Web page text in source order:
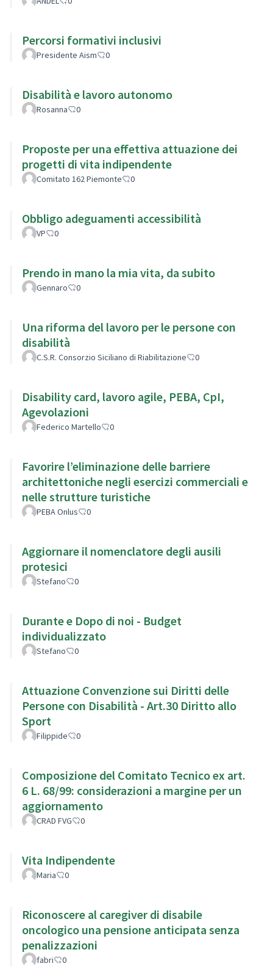
Percorsi formativi inclusivi
Presidente Aism 0
Disabilità e lavoro autonomo
Rosanna 0
Proposte per una effettiva attuazione dei
progetti di vita indipendente
Comitato 162 Piemonte 0
Obbligo adeguamenti accessibilità
VP 0
Prendo in mano la mia vita, da subito
Gennaro 0
Una riforma del lavoro per le persone con
disabilità
C.S.R. Consorzio Siciliano di Riabilitazione 0
Disability card, lavoro agile, PEBA, CpI,
Agevolazioni
Federico Martello 0
Favorire l’eliminazione delle barriere
architettoniche negli esercizi commerciali e
nelle strutture turistiche
PEBA Onlus 0
Aggiornare il nomenclatore degli ausili
protesici
Stefano 0
Durante e Dopo di noi - Budget
individualizzato
Stefano 0
Attuazione Convenzione sui Diritti delle
Persone con Disabilità - Art.30 Diritto allo
Sport
Filippide 0
Composizione del Comitato Tecnico ex art.
6 L. 68/99: considerazioni a margine per un
aggiornamento
CRAD FVG 0
Vita Indipendente
Maria 0
Riconoscere al caregiver di disabile
oncologico una pensione anticipata senza
penalizzazioni
fabri 0